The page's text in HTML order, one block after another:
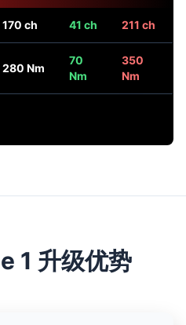
170 ch 41 ch 211 ch
280 Nm
70
Nm
350
Nm
1 升级优势